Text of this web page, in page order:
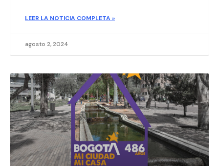
LEER LA NOTICIA COMPLETA »
agosto 2, 2024